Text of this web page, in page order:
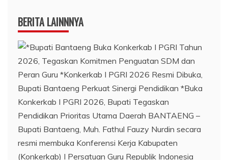
BERITA LAINNNYA